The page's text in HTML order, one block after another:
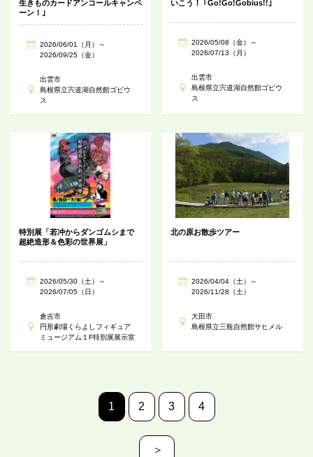
生きものカードアンコールキャンペ
ーン！｣
2026/06/01（月）～
2026/09/25（金）
出雲市
島根県立宍道湖自然館ゴビウ
ス
いこう！ ｢Go!Go!Gobius!!｣
2026/05/08（金）～
2026/07/13（月）
出雲市
島根県立宍道湖自然館ゴビウ
ス
特別展「若冲からダンゴムシまで
超絶造形＆色彩の世界展」
2026/05/30（土）～
2026/07/05（日）
倉吉市
円形劇場くらよしフィギュア
ミュージアム１F特別展展示室
北の原お散歩ツアー
2026/04/04（土）～
2026/11/28（土）
大田市
島根県立三瓶自然館サヒメル
1 2 3 4
＞